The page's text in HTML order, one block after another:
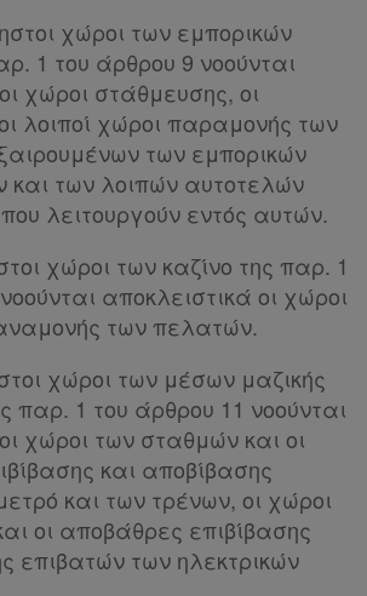
χώροι των εμπορικών
1 του άρθρου 9 νοούνται
χώροι στάθμευσης, οι
λοιποί χώροι παραμονής των
των εμπορικών
των λοιπών αυτοτελών
λειτουργούν εντός αυτών.
χώροι των καζίνο της παρ. 1
αποκλειστικά οι χώροι
των πελατών.
χώροι των μέσων μαζικής
παρ. 1 του άρθρου 11 νοούνται
χώροι των σταθμών και οι
και αποβίβασης
και των τρένων, οι χώροι
οι αποβάθρες επιβίβασης
επιβατών των ηλεκτρικών